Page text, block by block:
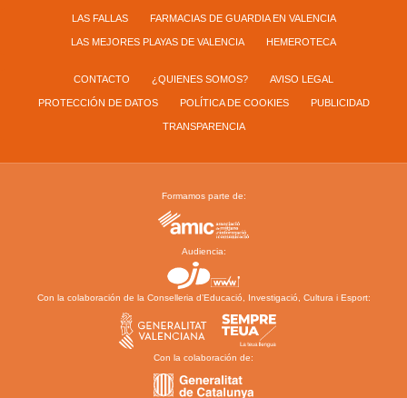
LAS FALLAS FARMACIAS DE GUARDIA EN VALENCIA
LAS MEJORES PLAYAS DE VALENCIA HEMEROTECA
CONTACTO ¿QUIENES SOMOS? AVISO LEGAL
PROTECCIÓN DE DATOS POLÍTICA DE COOKIES PUBLICIDAD
TRANSPARENCIA
Formamos parte de:
Audiencia:
Con la colaboración de la Conselleria d’Educació, Investigació, Cultura i Esport:
Con la colaboración de: